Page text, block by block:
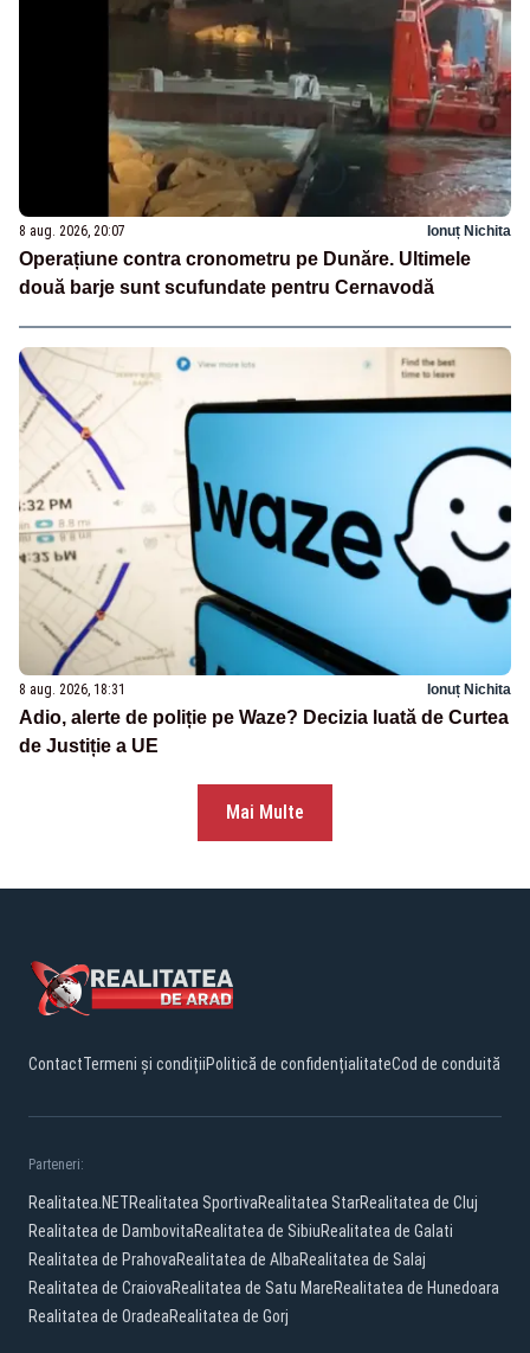
8 aug. 2026, 20:07 Ionuț Nichita
Operațiune contra cronometru pe Dunăre. Ultimele
două barje sunt scufundate pentru Cernavodă
8 aug. 2026, 18:31 Ionuț Nichita
Adio, alerte de poliție pe Waze? Decizia luată de Curtea
de Justiție a UE
Mai Multe
ContactTermeni și condițiiPolitică de confidențialitateCod de conduită
Parteneri:
Realitatea.NETRealitatea SportivaRealitatea StarRealitatea de Cluj
Realitatea de DambovitaRealitatea de SibiuRealitatea de Galati
Realitatea de PrahovaRealitatea de AlbaRealitatea de Salaj
Realitatea de CraiovaRealitatea de Satu MareRealitatea de Hunedoara
Realitatea de OradeaRealitatea de Gorj